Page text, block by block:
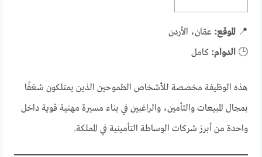
📍الموقع: عمّان، الأردن
🕒الدوام: كامل
هذه الوظيفة مخصصة للأشخاص الطموحين الذين يمتلكون شغفًا
بمجال المبيعات والتأمين، والراغبين في بناء مسيرة مهنية قوية داخل
واحدة من أبرز شركات الوساطة التأمينية في المملكة.